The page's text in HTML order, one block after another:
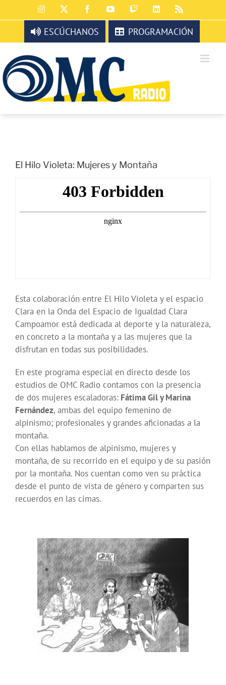
al
contenido
Instagram FacebookYouTubeTwitchLinkedIn
ESCÚCHANOS PROGRAMACIÓN
El Hilo Violeta: Mujeres y Montaña
Esta colaboración entre El Hilo Violeta y el espacio
Clara en la Onda del Espacio de Igualdad Clara
Campoamor está dedicada al deporte y la naturaleza,
en concreto a la montaña y a las mujeres que la
disfrutan en todas sus posibilidades.
En este programa especial en directo desde los
estudios de OMC Radio contamos con la presencia
de dos mujeres escaladoras: Fátima Gil y Marina
Fernández, ambas del equipo femenino de
alpinismo; profesionales y grandes aficionadas a la
montaña.
Con ellas hablamos de alpinismo, mujeres y
montaña, de su recorrido en el equipo y de su pasión
por la montaña. Nos cuentan como ven su práctica
desde el punto de vista de género y comparten sus
recuerdos en las cimas.